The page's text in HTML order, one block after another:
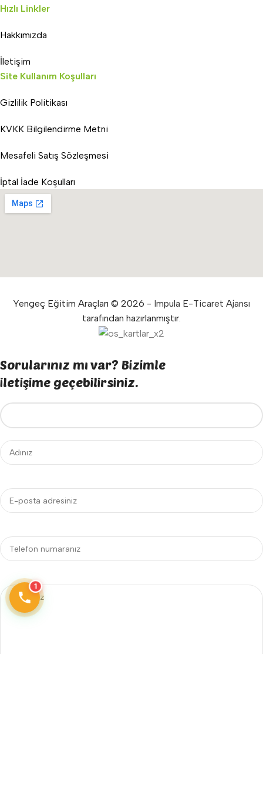
Hızlı Linkler
Hakkımızda
İletişim
Site Kullanım Koşulları
Gizlilik Politikası
KVKK Bilgilendirme Metni
Mesafeli Satış Sözleşmesi
İptal İade Koşulları
Yengeç Eğitim Araçları © 2026 - Impula E-Ticaret Ajansı
tarafından hazırlanmıştır.
Sorularınız mı var? Bizimle
iletişime geçebilirsiniz.
1